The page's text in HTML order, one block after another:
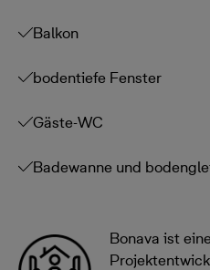
Balkon
bodentiefe Fenster
Gäste-WC
Badewanne und
Bonava ist